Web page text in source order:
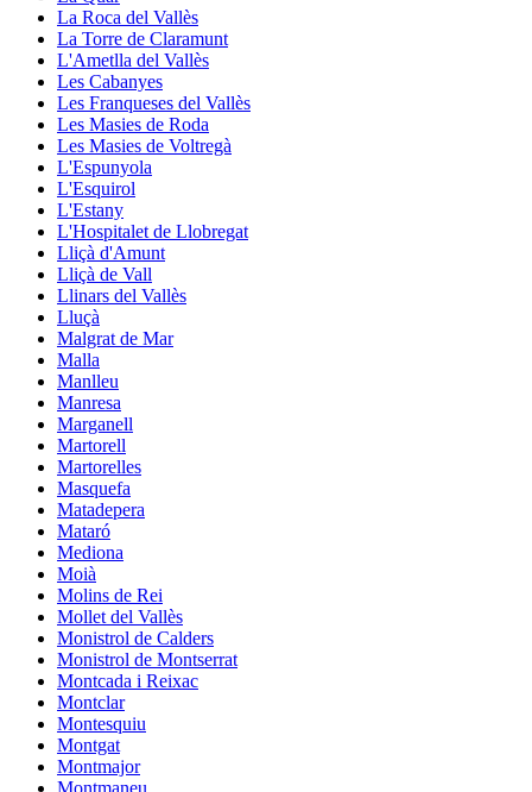
La Roca del Vallès
La Torre de Claramunt
L'Ametlla del Vallès
Les Cabanyes
Les Franqueses del Vallès
Les Masies de Roda
Les Masies de Voltregà
L'Espunyola
L'Esquirol
L'Estany
L'Hospitalet de Llobregat
Lliçà d'Amunt
Lliçà de Vall
Llinars del Vallès
Lluçà
Malgrat de Mar
Malla
Manlleu
Manresa
Marganell
Martorell
Martorelles
Masquefa
Matadepera
Mataró
Mediona
Moià
Molins de Rei
Mollet del Vallès
Monistrol de Calders
Monistrol de Montserrat
Montcada i Reixac
Montclar
Montesquiu
Montgat
Montmajor
Montmaneu